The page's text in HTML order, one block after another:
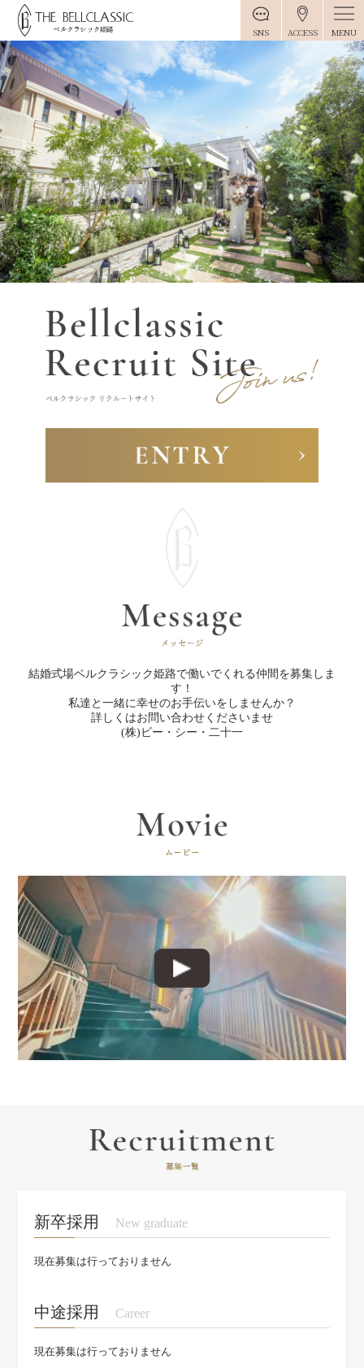
SNS ACCESS MENU
結婚式場ベルクラシック姫路で働いでくれる仲間を募集しま
す！
私達と一緒に幸せのお手伝いをしませんか？
詳しくはお問い合わせくださいませ
(株)ビー・シー・二十一
新卒採用 New graduate
現在募集は行っておりません
中途採用 Career
現在募集は行っておりません